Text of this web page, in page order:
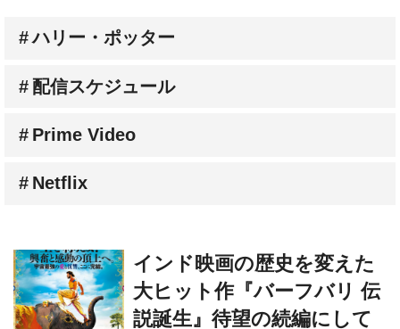
ハリー・ポッター
配信スケジュール
Prime Video
Netflix
インド映画の歴史を変えた
大ヒット作『バーフバリ 伝
説誕生』待望の続編にして